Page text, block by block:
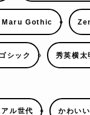
Maru Gothic
シック 秀英横太
ル世代 かわい